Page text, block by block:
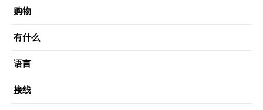
购物
有什么
语言
接线